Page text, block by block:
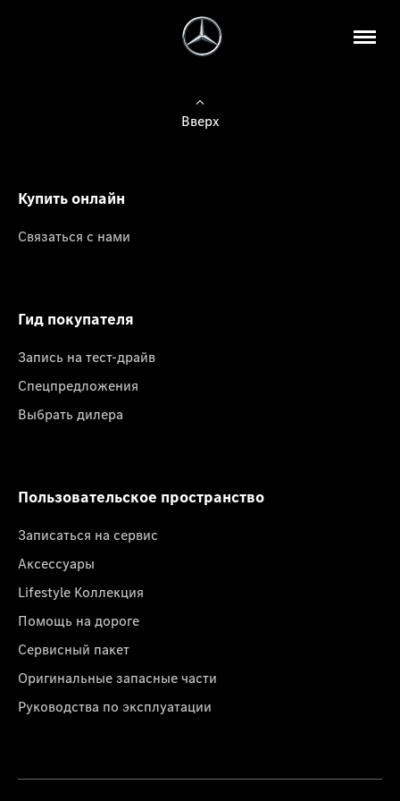
Вверх
Купить онлайн
Связаться с нами
Гид покупателя
Запись на тест-драйв
Спецпредложения
Выбрать дилера
Пользовательское пространство
Записаться на сервис
Аксессуары
Lifestyle Коллекция
Помощь на дороге
Сервисный пакет
Оригинальные запасные части
Руководства по эксплуатации